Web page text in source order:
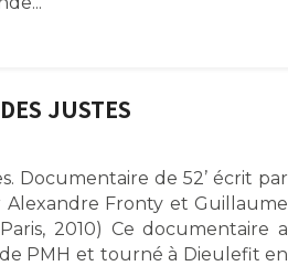
JUSTES
Documentaire de 52’ écrit par
Alexandre Fronty et Guillaume
2010) Ce documentaire a
PMH et tourné à Dieulefit en